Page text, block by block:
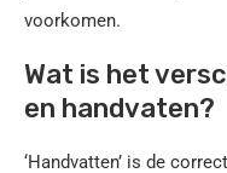
voorkomen.
Wat is het
en handvaten?
‘Handvatten’ is de